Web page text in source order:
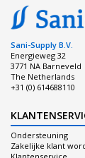
Sani-Supply B.V.
Energieweg 32
3771 NA Barneveld
The Netherlands
+31 (0) 614688110
Ondersteuning
Zakelijke klant